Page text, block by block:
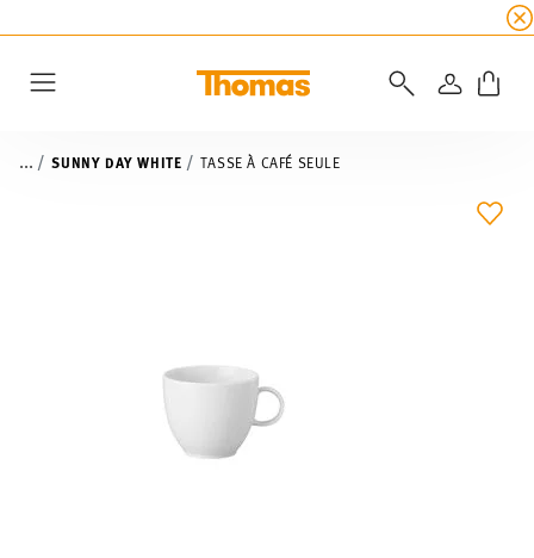
☀️ 45% de réduction sur toutes
... SUNNY DAY WHITE TASSE À CAFÉ SEULE